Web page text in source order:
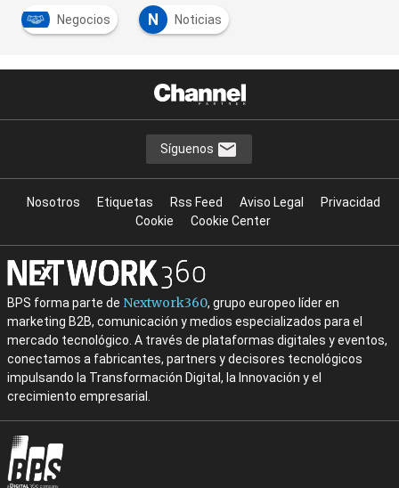
Negocios N Noticias
Síguenos
Nosotros Etiquetas Rss Feed Aviso Legal
Privacidad
Cookie
Cookie Center
BPS forma parte de Nextwork360, grupo europeo líder en
marketing B2B, comunicación y medios especializados para el
mercado tecnológico. A través de plataformas digitales y eventos,
conectamos a fabricantes, partners y decisores tecnológicos
impulsando la Transformación Digital, la Innovación y el
crecimiento empresarial.